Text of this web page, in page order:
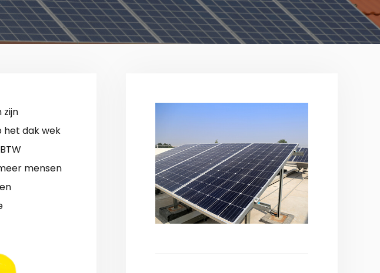
zijn
het dak wek
mensen